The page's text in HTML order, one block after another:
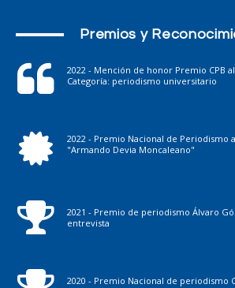
Premios y
2022 - Mención de honor Premio CPB
Categoría: periodismo universitario
2022 - Premio Nacional de Periodismo
"Armando Devia Moncaleano"
2021 - Premio de periodismo Álvaro
entrevista
2020 - Premio Nacional de periodismo